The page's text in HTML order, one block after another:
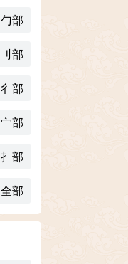
勹部
刂部
彳部
宀部
扌部
全部